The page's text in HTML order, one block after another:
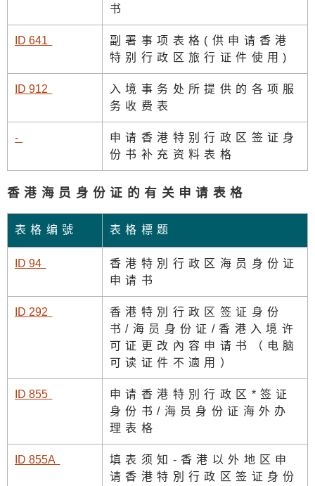
书
ID 641
副署事项表格(供申请香港
特别行政区旅行证件使用)
ID 912
入境事务处所提供的各项服
务收费表
-
申请香港特别行政区签证身
份书补充资料表格
香港海员身份证的有关申请表格
表格编號 表格標题
ID 94
香港特別行政区海员身份证
申请书
ID 292
香港特別行政区签证身份
书/海员身份证/香港入境许
可证更改內容申请书（电脑
可读证件不適用）
ID 855
申请香港特別行政区*签证
身份书/海员身份证海外办
理表格
ID 855A
填表须知-香港以外地区申
请香港特別行政区签证身份